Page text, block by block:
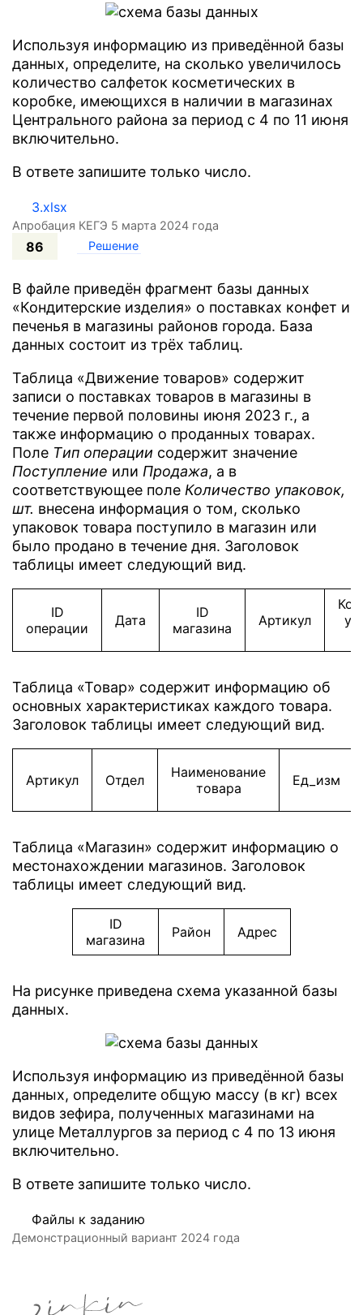
Используя информацию из приведённой базы
данных, определите, на сколько увеличилось
количество салфеток косметических в
коробке, имеющихся в наличии в магазинах
Центрального района за период с 4 по 11 июня
включительно.
В ответе запишите только число.
3.xlsx
Апробация КЕГЭ 5 марта 2024 года
86
В файле приведён фрагмент базы данных
«Кондитерские изделия» о поставках конфет и
печенья в магазины районов города. База
данных состоит из трёх таблиц.
Таблица «Движение товаров» содержит
записи о поставках товаров в магазины в
течение первой половины июня 2023 г., а
также информацию о проданных товарах.
Поле Tип операции содержит значение
Поступление или Продажа, а в
соответствующее поле Количество упаковок,
шт. внесена информация о том, сколько
упаковок товара поступило в магазин или
было продано в течение дня. Заголовок
таблицы имеет следующий вид.
ID
операции
Дата
ID
магазина
Артикул
Таблица «Товар» содержит информацию об
основных характеристиках каждого товара.
Заголовок таблицы имеет следующий вид.
Артикул Отдел
Наименование
товара
Ед_изм
Таблица «Магазин» содержит информацию о
местонахождении магазинов. Заголовок
таблицы имеет следующий вид.
ID
магазина
Район Адрес
На рисунке приведена схема указанной базы
данных.
Используя информацию из приведённой базы
данных, определите общую массу (в кг) всех
видов зефира, полученных магазинами на
улице Металлургов за период с 4 по 13 июня
включительно.
В ответе запишите только число.
Файлы к заданию
Демонстрационный вариант 2024 года
Решение